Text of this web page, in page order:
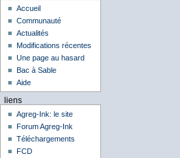
Accueil
Communauté
Actualités
Modifications récentes
Une page au hasard
Bac à Sable
Aide
liens
Agreg-Ink: le site
Forum Agreg-Ink
Téléchargements
FCD